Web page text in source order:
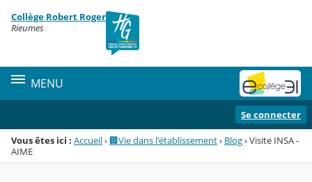
Menu de la rubrique
Contenu
Collège Robert Roger
Rieumes
MENU
Se connecter
Vous êtes ici : Accueil›🏢Vie dans l'établissement› Blog›Visite INSA -
AIME